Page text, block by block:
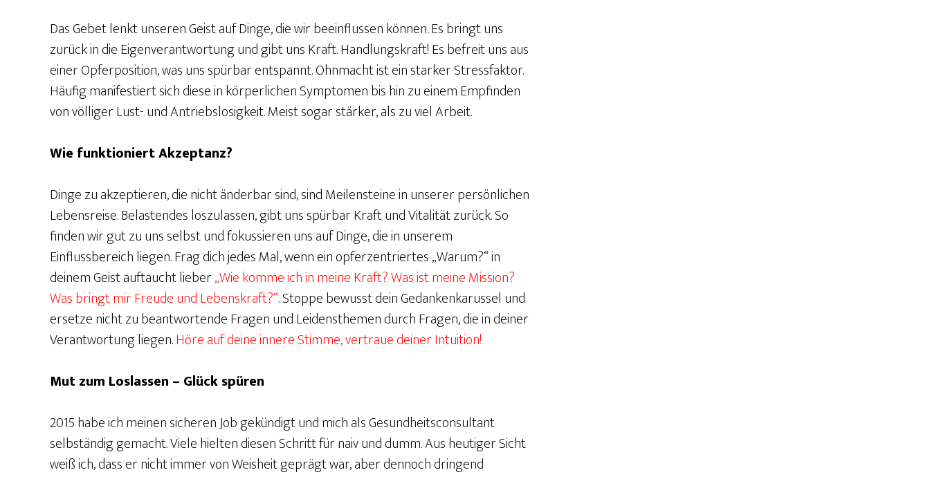
Das Gebet lenkt unseren Geist auf Dinge, die wir beeinflussen können. Es bringt uns
zurück in die Eigenverantwortung und gibt uns Kraft. Handlungskraft! Es befreit uns aus
einer Opferposition, was uns spürbar entspannt. Ohnmacht ist ein starker Stressfaktor.
Häufig manifestiert sich diese in körperlichen Symptomen bis hin zu einem Empfinden
von völliger Lust- und Antriebslosigkeit. Meist sogar stärker, als zu viel Arbeit.
Wie funktioniert Akzeptanz?
Dinge zu akzeptieren, die nicht änderbar sind, sind Meilensteine in unserer persönlichen
Lebensreise. Belastendes loszulassen, gibt uns spürbar Kraft und Vitalität zurück. So
finden wir gut zu uns selbst und fokussieren uns auf Dinge, die in unserem
Einflussbereich liegen. Frag dich jedes Mal, wenn ein opferzentriertes „Warum?“ in
deinem Geist auftaucht lieber„Wie komme ich in meine Kraft? Was ist meine Mission?
Was bringt mir Freude und Lebenskraft?“. Stoppe bewusst dein Gedankenkarussel und
ersetze nicht zu beantwortende Fragen und Leidensthemen durch Fragen, die in deiner
Verantwortung liegen.Höre auf deine innere Stimme, vertraue deiner Intuition!
Mut zum Loslassen – Glück spüren
2015 habe ich meinen sicheren Job gekündigt und mich als Gesundheitsconsultant
selbständig gemacht. Viele hielten diesen Schritt für naiv und dumm. Aus heutiger Sicht
weiß ich, dass er nicht immer von Weisheit geprägt war, aber dennoch dringend